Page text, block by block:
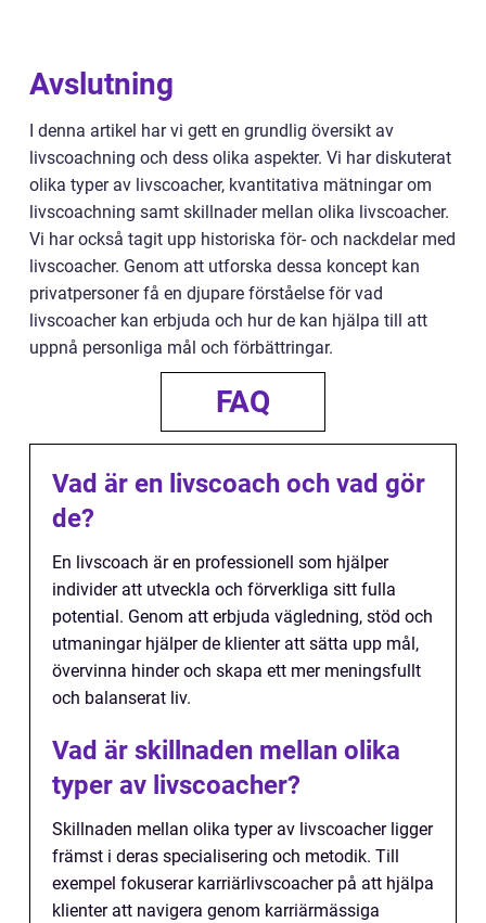
Avslutning
I denna artikel har vi gett en grundlig översikt av
livscoachning och dess olika aspekter. Vi har diskuterat
olika typer av livscoacher, kvantitativa mätningar om
livscoachning samt skillnader mellan olika livscoacher.
Vi har också tagit upp historiska för- och nackdelar med
livscoacher. Genom att utforska dessa koncept kan
privatpersoner få en djupare förståelse för vad
livscoacher kan erbjuda och hur de kan hjälpa till att
uppnå personliga mål och förbättringar.
FAQ
Vad är en livscoach och vad gör
de?
En livscoach är en professionell som hjälper
individer att utveckla och förverkliga sitt fulla
potential. Genom att erbjuda vägledning, stöd och
utmaningar hjälper de klienter att sätta upp mål,
övervinna hinder och skapa ett mer meningsfullt
och balanserat liv.
Vad är skillnaden mellan olika
typer av livscoacher?
Skillnaden mellan olika typer av livscoacher ligger
främst i deras specialisering och metodik. Till
exempel fokuserar karriärlivscoacher på att hjälpa
klienter att navigera genom karriärmässiga